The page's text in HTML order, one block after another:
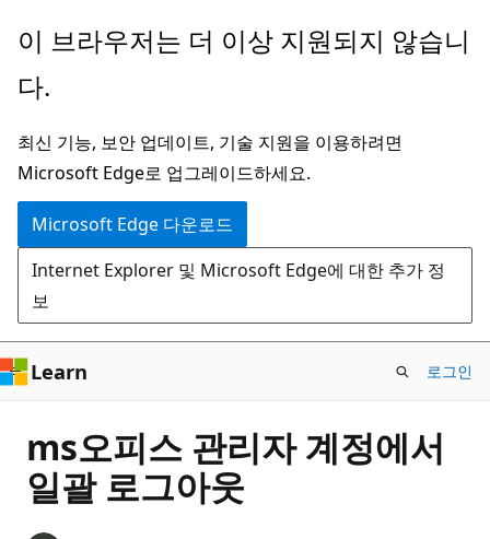
주
콘
츠
로
건
너
뛰
기
이 브라우저는 더 이상 지원되지 않습니
다.
최신 기능, 보안 업데이트, 기술 지원을 이용하려면
Microsoft Edge로 업그레이드하세요.
Microsoft Edge 다운로드
Internet Explorer 및 Microsoft Edge에 대한 추가 정
보
Learn 로그인
ms오피스 관리자 계정에서
일괄 로그아웃